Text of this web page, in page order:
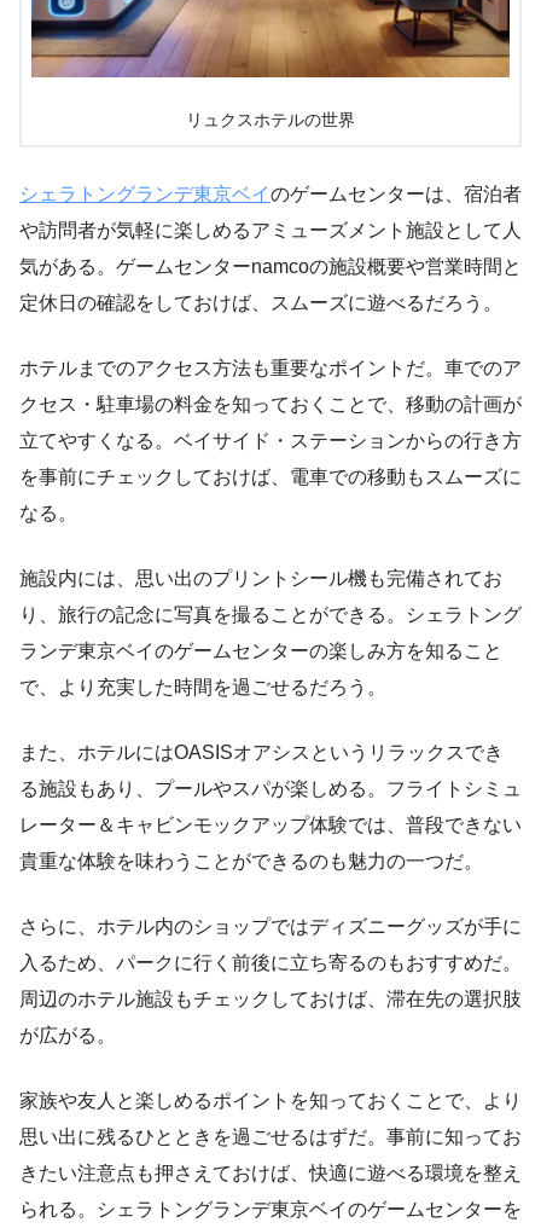
リュクスホテルの世界
シェラトングランデ東京ベイのゲームセンターは、宿泊者
や訪問者が気軽に楽しめるアミューズメント施設として人
気がある。ゲームセンターnamcoの施設概要や営業時間と
定休日の確認をしておけば、スムーズに遊べるだろう。
ホテルまでのアクセス方法も重要なポイントだ。車でのア
クセス・駐車場の料金を知っておくことで、移動の計画が
立てやすくなる。ベイサイド・ステーションからの行き方
を事前にチェックしておけば、電車での移動もスムーズに
なる。
施設内には、思い出のプリントシール機も完備されてお
り、旅行の記念に写真を撮ることができる。シェラトング
ランデ東京ベイのゲームセンターの楽しみ方を知ること
で、より充実した時間を過ごせるだろう。
また、ホテルにはOASISオアシスというリラックスでき
る施設もあり、プールやスパが楽しめる。フライトシミュ
レーター＆キャビンモックアップ体験では、普段できない
貴重な体験を味わうことができるのも魅力の一つだ。
さらに、ホテル内のショップではディズニーグッズが手に
入るため、パークに行く前後に立ち寄るのもおすすめだ。
周辺のホテル施設もチェックしておけば、滞在先の選択肢
が広がる。
家族や友人と楽しめるポイントを知っておくことで、より
思い出に残るひとときを過ごせるはずだ。事前に知ってお
きたい注意点も押さえておけば、快適に遊べる環境を整え
られる。シェラトングランデ東京ベイのゲームセンターを